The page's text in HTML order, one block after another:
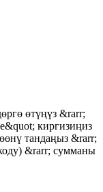
өтүңүз &rarr;
киргизиңиз
тандаңыз &rarr;
&rarr; сумманы